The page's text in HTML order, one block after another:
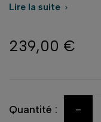
Lire la suite 
239,00 €
Quantité : -